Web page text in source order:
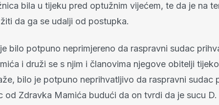
bila u tijeku pred optužnim vijećem, te da je na
da ga se udalji od postupka.
bilo potpuno neprimjereno da raspravni sudac
i druži se s njim i članovima njegove obitelji
bilo je potpuno neprihvatljivo da raspravni sudac
od Zdravka Mamića budući da on tvrdi da je sucu